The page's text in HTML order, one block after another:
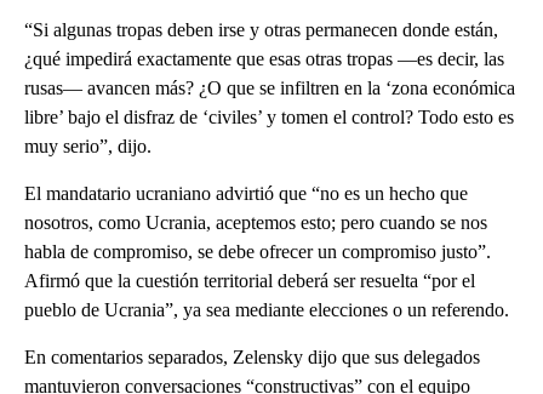
“Si algunas tropas deben irse y otras permanecen donde están,
¿qué impedirá exactamente que esas otras tropas —es decir, las
rusas— avancen más? ¿O que se infiltren en la ‘zona económica
libre’ bajo el disfraz de ‘civiles’ y tomen el control? Todo esto es
muy serio”, dijo.
El mandatario ucraniano advirtió que “no es un hecho que
nosotros, como Ucrania, aceptemos esto; pero cuando se nos
habla de compromiso, se debe ofrecer un compromiso justo”.
Afirmó que la cuestión territorial deberá ser resuelta “por el
pueblo de Ucrania”, ya sea mediante elecciones o un referendo.
En comentarios separados, Zelensky dijo que sus delegados
mantuvieron conversaciones “constructivas” con el equipo